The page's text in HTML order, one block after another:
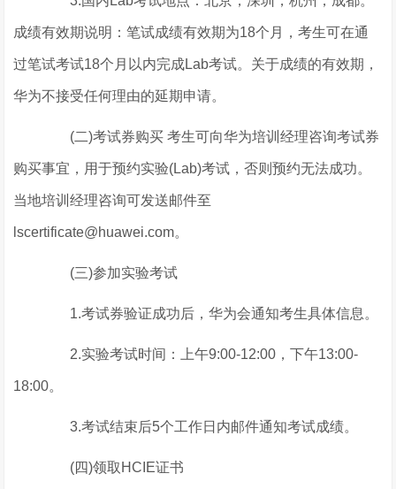
成绩有效期说明：笔试成绩有效期为18个月，考生可在通
过笔试考试18个月以内完成Lab考试。关于成绩的有效期，
华为不接受任何理由的延期申请。
(二)考试券购买 考生可向华为培训经理咨询考试券
购买事宜，用于预约实验(Lab)考试，否则预约无法成功。
当地培训经理咨询可发送邮件至
lscertificate@huawei.com。
(三)参加实验考试
1.考试券验证成功后，华为会通知考生具体信息。
2.实验考试时间：上午9:00-12:00，下午13:00-
18:00。
3.考试结束后5个工作日内邮件通知考试成绩。
(四)领取HCIE证书